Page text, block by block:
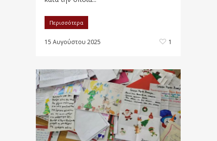
Περισσότερα
15 Αυγούστου 2025 1